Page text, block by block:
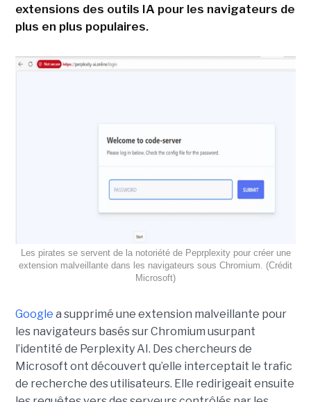
extensions des outils IA pour les navigateurs de
plus en plus populaires.
Les pirates se servent de la notoriété de Peprplexity pour créer une
extension malveillante dans les navigateurs sous Chromium. (Crédit
Microsoft)
Google a supprimé une extension malveillante pour
les navigateurs basés sur Chromium usurpant
l’identité de Perplexity AI. Des chercheurs de
Microsoft ont découvert qu’elle interceptait le trafic
de recherche des utilisateurs. Elle redirigeait ensuite